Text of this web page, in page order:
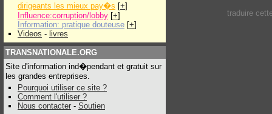
dirigeants les mieux pay�s [+]
Influence:corruption/lobby [+]
Information: pratique douteuse [+]
Videos - livres
TRANSNATIONALE.ORG
Site d'information ind�pendant et gratuit sur
les grandes entreprises.
Pourquoi utiliser ce site ?
Comment l'utiliser ?
Nous contacter - Soutien
traduire